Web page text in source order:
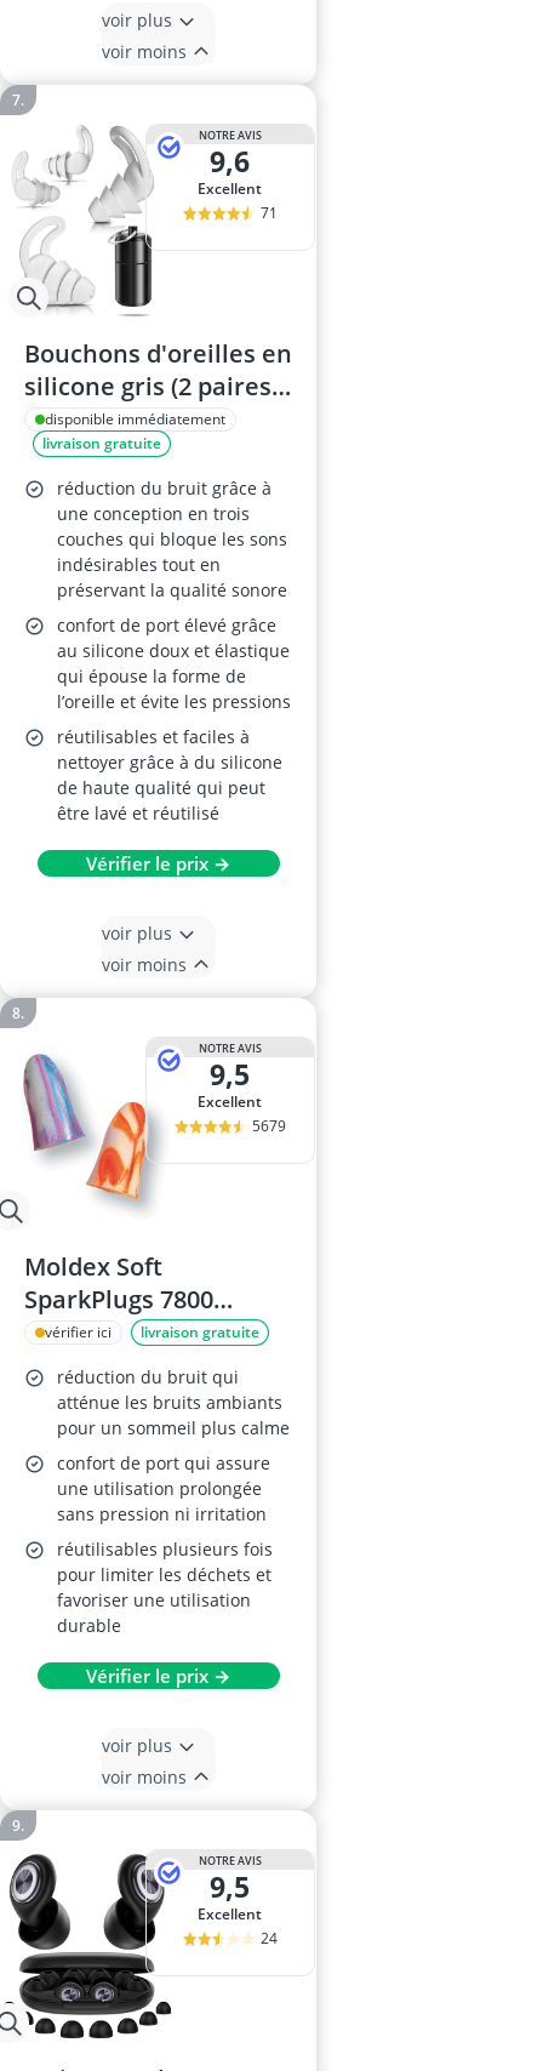
voir plus
voir moins
NOTRE AVIS
9,6
Excellent
71
Bouchons d'oreilles en
silicone gris (2 paires)
– réutilisables et
lavables – pour
dormir, natation,
concerts, moto –
protection auditive
disponible immédiatement
livraison gratuite
réduction du bruit grâce à
une conception en trois
couches qui bloque les sons
indésirables tout en
préservant la qualité sonore
confort de port élevé grâce
au silicone doux et élastique
qui épouse la forme de
l’oreille et évite les pressions
réutilisables et faciles à
nettoyer grâce à du silicone
de haute qualité qui peut
être lavé et réutilisé
Vérifier le prix →
voir plus
voir moins
NOTRE AVIS
9,5
Excellent
5679
Moldex Soft
SparkPlugs 7800
Bouchons d'Oreille
vérifier ici livraison gratuite
réduction du bruit qui
atténue les bruits ambiants
pour un sommeil plus calme
confort de port qui assure
une utilisation prolongée
sans pression ni irritation
réutilisables plusieurs fois
pour limiter les déchets et
favoriser une utilisation
durable
Vérifier le prix →
voir plus
voir moins
NOTRE AVIS
9,5
Excellent
24